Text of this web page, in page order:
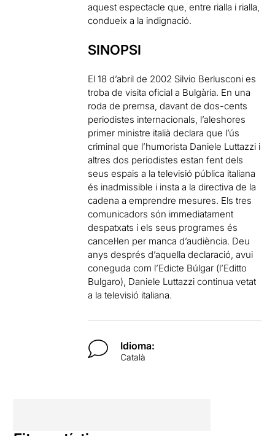
aquest espectacle que, entre rialla i rialla,
condueix a la indignació.
SINOPSI
El 18 d’abril de 2002 Silvio Berlusconi es
troba de visita oficial a Bulgària. En una
roda de premsa, davant de dos-cents
periodistes internacionals, l’aleshores
primer ministre italià declara que l’ús
criminal que l’humorista Daniele Luttazzi i
altres dos periodistes estan fent dels
seus espais a la televisió pública italiana
és inadmissible i insta a la directiva de la
cadena a emprendre mesures. Els tres
comunicadors són immediatament
despatxats i els seus programes és
cancel·len per manca d’audiència. Deu
anys després d’aquella declaració, avui
coneguda com l’Edicte Búlgar (l’Editto
Bulgaro), Daniele Luttazzi continua vetat
a la televisió italiana.
Idioma:
Català